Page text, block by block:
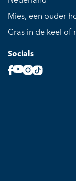
Mies, een ouder
Gras in de keel of
Socials